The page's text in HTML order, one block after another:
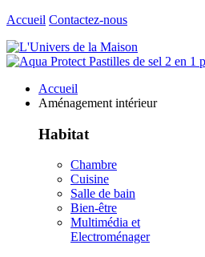
Accueil Contactez-nous
Accueil
Aménagement intérieur
Habitat
Chambre
Cuisine
Salle de bain
Bien-être
Multimédia et
Electroménager